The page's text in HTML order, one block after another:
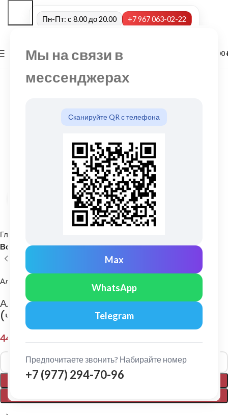
Мы на связи в
мессенджерах
Сканируйте QR с телефона
Max
WhatsApp
Telegram
Предпочитаете звонить? Набирайте номер
+7 (977) 294-70-96
Пн-Пт: с 8.00 до 20.00 +7 967 063-02-22
МЕНЮ 0,00
Нажмите, чтобы увеличить
Главная
Водоприемный лоток (канал)
Альта-Профиль
Альта-Профиль: Канал водоотводный 60
(черный), 1,015х0,138х0,100 м
443,00
В КОРЗИНУ
Alternative: